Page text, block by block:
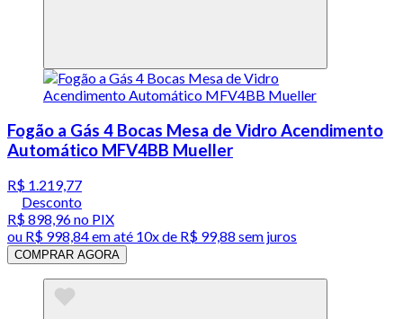
Fogão a Gás 4 Bocas Mesa de Vidro Acendimento
Automático MFV4BB Mueller
R$ 1.219,77
Desconto
R$ 898,96no PIX
ou R$ 998,84em até 10x de R$ 99,88 sem juros
COMPRAR AGORA